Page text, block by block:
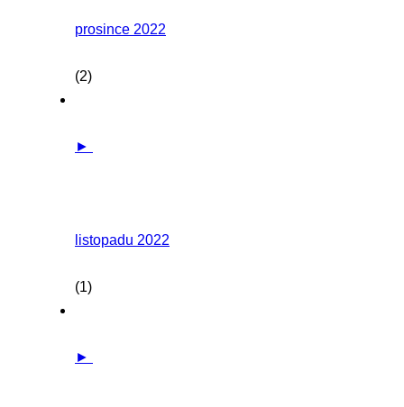
prosince 2022
(2)
►
listopadu 2022
(1)
►